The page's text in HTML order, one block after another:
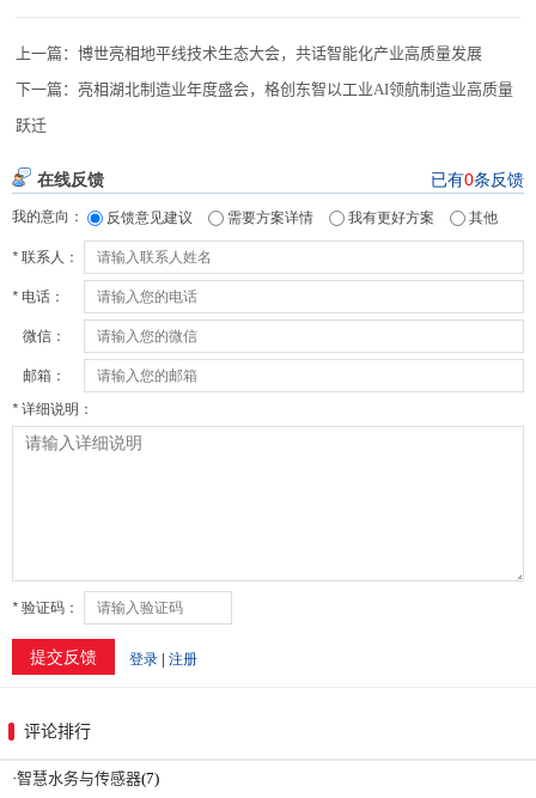
上一篇：博世亮相地平线技术生态大会，共话智能化产业高质量发展
下一篇：亮相湖北制造业年度盛会，格创东智以工业AI领航制造业高质量
跃迁
评论排行
·智慧水务与传感器(7)